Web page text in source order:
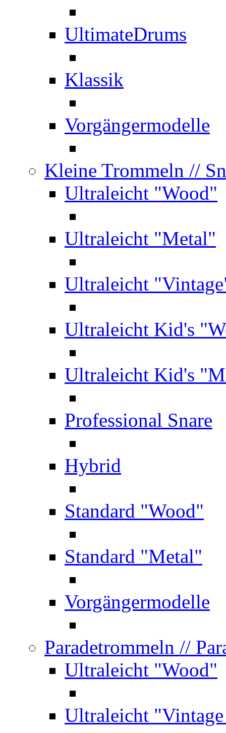
UltimateDrums
Klassik
Vorgängermodelle
Kleine Trommeln //
Ultraleicht "Wood"
Ultraleicht "Metal"
Ultraleicht
Ultraleicht Kid's
Ultraleicht Kid's
Professional Snare
Hybrid
Standard "Wood"
Standard "Metal"
Vorgängermodelle
Paradetrommeln //
Ultraleicht "Wood"
Ultraleicht